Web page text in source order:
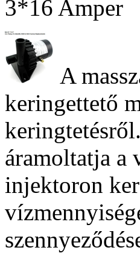
3*16 Amper
A
keringettető
áramoltatja a
injektoron